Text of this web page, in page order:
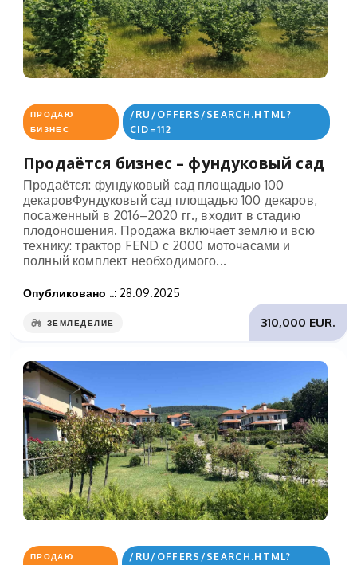
ПРОДАЮ
БИЗНЕС
/RU/OFFERS/SEARCH.HTML?
CID=112
Продаётся бизнес – фундуковый сад
Продаётся: фундуковый сад площадью 100
декаровФундуковый сад площадью 100 декаров,
посаженный в 2016–2020 гг., входит в стадию
плодоношения. Продажа включает землю и всю
технику: трактор FEND с 2000 моточасами и
полный комплект необходимого...
Опубликовано ..: 28.09.2025
310,000 EUR.
ЗЕМЛЕДЕЛИЕ
ПРОДАЮ
/RU/OFFERS/SEARCH.HTML?